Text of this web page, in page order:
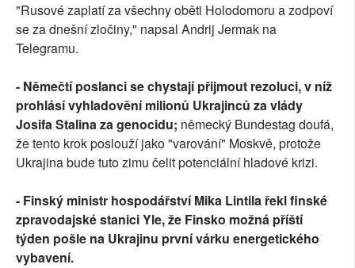
"Rusové zaplatí za všechny oběti Holodomoru a zodpoví
se za dnešní zločiny," napsal Andrij Jermak na
Telegramu.
- Němečtí poslanci se chystají přijmout rezoluci, v níž
prohlásí vyhladovění milionů Ukrajinců za vlády
Josifa Stalina za genocidu; německý Bundestag doufá,
že tento krok poslouží jako "varování" Moskvě, protože
Ukrajina bude tuto zimu čelit potenciální hladové krizi.
- Finský ministr hospodářství Mika Lintila řekl finské
zpravodajské stanici Yle, že Finsko možná příští
týden pošle na Ukrajinu první várku energetického
vybavení.